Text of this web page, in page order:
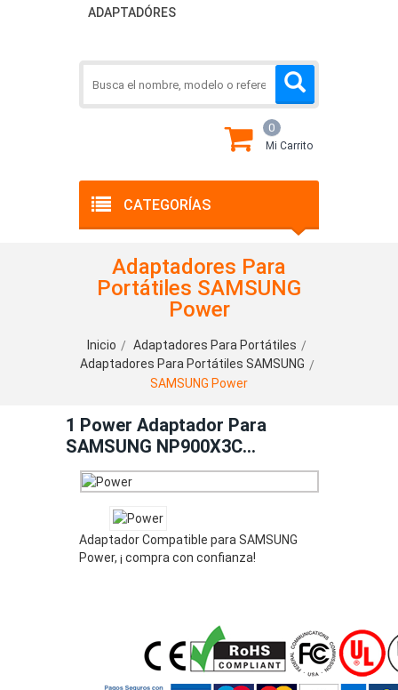
ADAPTADÓRES
CATEGORÍAS
0
Mi Carrito
Adaptadores Para
Portátiles SAMSUNG
Power
Inicio
Adaptadores Para Portátiles
Adaptadores Para Portátiles SAMSUNG
SAMSUNG Power
1 Power Adaptador Para
SAMSUNG NP900X3C
NP900X4C NP900X3A NP900X1
Adaptador Compatible para SAMSUNG
Power, ¡ compra con confianza!